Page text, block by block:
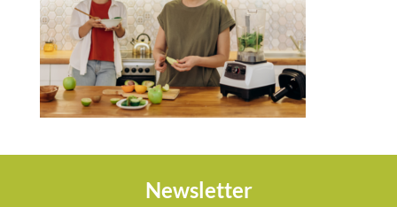
Newsletter